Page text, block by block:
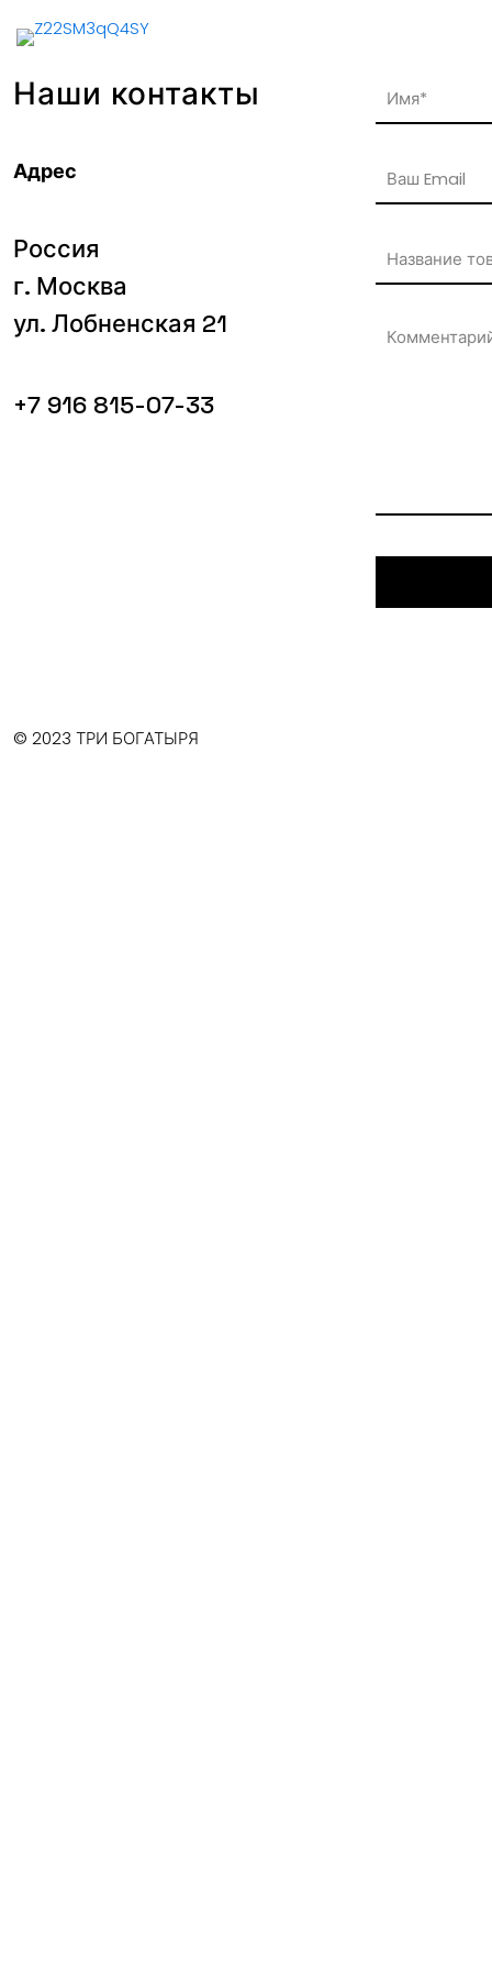
Наши контакты
Адрес
Россия
г. Москва
ул. Лобненская 21
+7 916 815-07-33
© 2023 ТРИ БОГАТЫРЯ